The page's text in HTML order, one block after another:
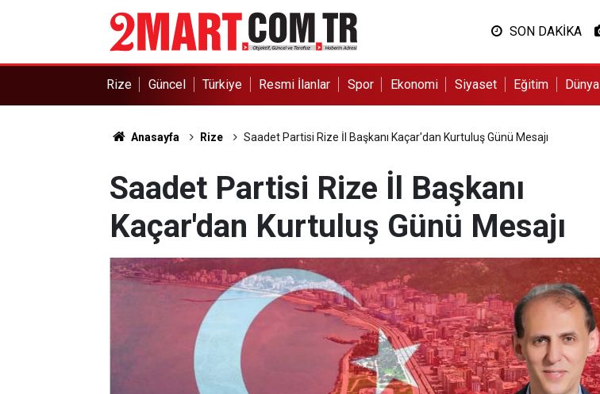
SON DAKİKA
Rize Güncel Türkiye Resmi İlanlar Spor Ekonomi Siyaset Eğitim Dünya
Anasayfa Rize Saadet Partisi Rize İl Başkanı Kaçar'dan Kurtuluş Günü Mesajı
Saadet Partisi Rize İl Başkanı
Kaçar'dan Kurtuluş Günü Mesajı